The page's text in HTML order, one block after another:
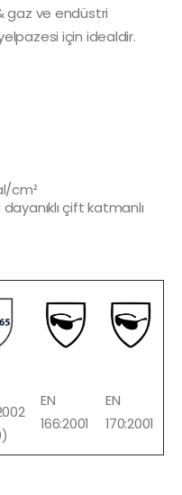
gaz ve endüstri
için idealdir.
cm²
dayanıklı çift katmanlı
EN
166:2001
EN
170:2001